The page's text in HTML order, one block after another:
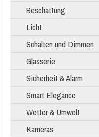
Beschattung
Licht
Schalten und Dimmen
Glasserie
Sicherheit & Alarm
Smart Elegance
Wetter & Umwelt
Kameras